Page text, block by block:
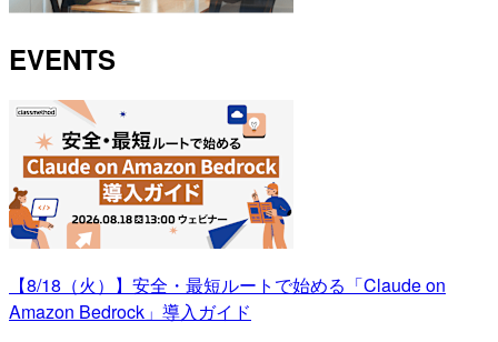
EVENTS
【8/18（火）】安全・最短ルートで始める「Claude on
Amazon Bedrock」導入ガイド